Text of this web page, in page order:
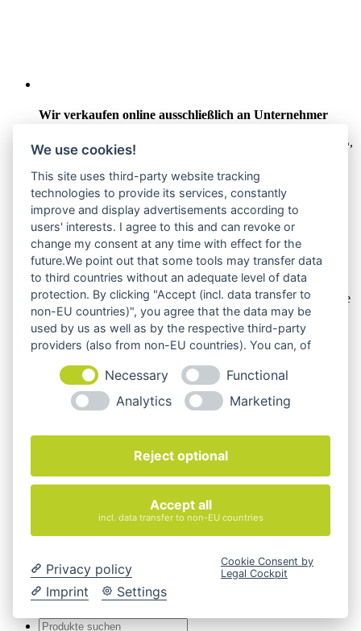
Wir verkaufen online ausschließlich an Unternehmer
Unsere Angebote richten sich nur an Unternehmer,
§14 BGB,
also an natürliche oder juristische Personen oder rechtsfähige
Personengesellschaften, die bei Abschluss eines
Rechtsgeschäfts in Ausübung ihrer gewerblichen oder
selbständigen beruflichen Tätigkeit handeln. Wir schließen
keine Verträge mit Verbrauchern,§ 13 BGB.
Hinweis zu Produktabbildungen
Die Produktbilder der Artikel zeigen Beispiele, die in der
Ausstattung, Farbe oder Konfiguration von der
Artikelbeschreibung abweichen können. Maßgeblich sind die
Beschreibungen und Abbildungen im unverbindlichen
Angebot. Gerne konfigurieren wir das ausgewählte Produkt
genau nach Ihren Vorstellungen.
Cookie-Einstellungen ändern
Über Uns
Magazin
Kontakt
AGB
We use cookies!
This site uses third-party website tracking
technologies to provide its services, constantly
improve and display advertisements according to
users' interests. I agree to this and can revoke or
change my consent at any time with effect for the
future.We point out that some tools may transfer data
to third countries without an adequate level of data
protection. By clicking "Accept (incl. data transfer to
non-EU countries)", you agree that the data may be
used by us as well as by the respective third-party
providers (also from non-EU countries). You can, of
Necessary
Functional
Analytics
Marketing
Reject optional
Accept all
incl. data transfer to non-EU countries
Privacy policy
Imprint
Settings
Cookie Consent by
Legal Cockpit